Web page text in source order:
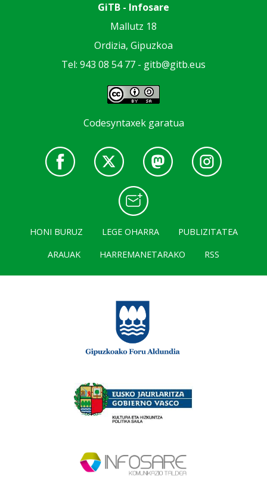
GiTB - Infosare
Mallutz 18
Ordizia, Gipuzkoa
Tel: 943 08 54 77 - gitb@gitb.eus
Codesyntaxek garatua
HONI BURUZ LEGE OHARRA
PUBLIZITATEA
ARAUAK
HARREMANETARAKO RSS